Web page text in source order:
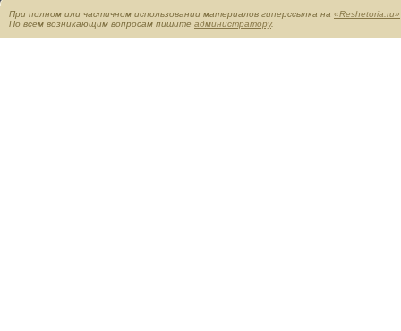
При полном или частичном использовании материалов гиперссылка на «Reshetoria.ru»
По всем возникающим вопросам пишите администратору.